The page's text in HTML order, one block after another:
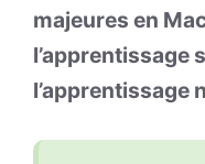
majeures en
l’apprentissage
l’apprentissage